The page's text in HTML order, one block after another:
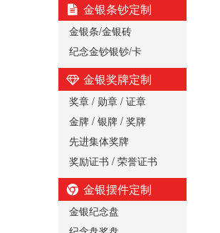
金银条钞定制
金银条/金银砖
纪念金钞银钞/卡
金银奖牌定制
奖章 / 勋章 / 证章
金牌 / 银牌 / 奖牌
先进集体奖牌
奖励证书 / 荣誉证书
金银摆件定制
金银纪念盘